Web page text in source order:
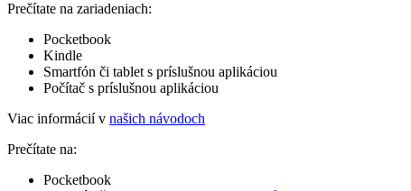
Prečítate na zariadeniach:
Pocketbook
Kindle
Smartfón či tablet s príslušnou aplikáciou
Počítač s príslušnou aplikáciou
Viac informácií v našich návodoch
Prečítate na:
Pocketbook